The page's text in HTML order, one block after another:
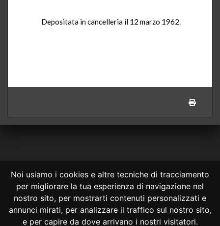
Noi usiamo i cookies e altre tecniche di tracciamento
per migliorare la tua esperienza di navigazione nel
nostro sito, per mostrarti contenuti personalizzati e
annunci mirati, per analizzare il traffico sul nostro sito,
e per capire da dove arrivano i nostri visitatori.
Depositata in cancelleria il 12 marzo 1962.
CONSULTA ONLINE DAL 1995 -NOTE LEGALI
Consulta OnLine non ha prodotto e non è responsabile per i contenuti e
le informazioni legali di siti collegati.